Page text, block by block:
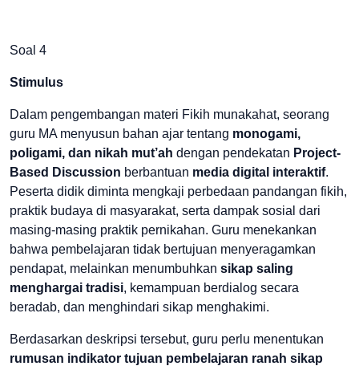
Soal 4
Stimulus
Dalam pengembangan materi Fikih munakahat, seorang
guru MA menyusun bahan ajar tentang monogami,
poligami, dan nikah mut’ah dengan pendekatan Project-
Based Discussion berbantuan media digital interaktif.
Peserta didik diminta mengkaji perbedaan pandangan fikih,
praktik budaya di masyarakat, serta dampak sosial dari
masing-masing praktik pernikahan. Guru menekankan
bahwa pembelajaran tidak bertujuan menyeragamkan
pendapat, melainkan menumbuhkan sikap saling
menghargai tradisi, kemampuan berdialog secara
beradab, dan menghindari sikap menghakimi.
Berdasarkan deskripsi tersebut, guru perlu menentukan
rumusan indikator tujuan pembelajaran ranah sikap